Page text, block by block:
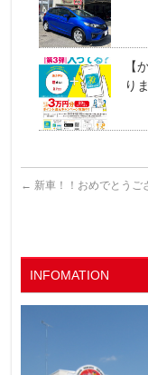
【
り
← 新車！！おめでとうご
INFOMATION